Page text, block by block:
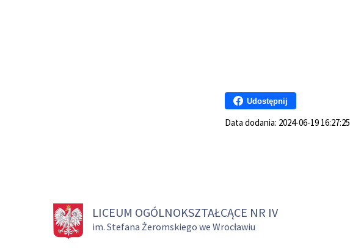
Udostępnij
Data dodania: 2024-06-19 16:27:25
LICEUM OGÓLNOKSZTAŁCĄCE NR IV
im. Stefana Żeromskiego we Wrocławiu